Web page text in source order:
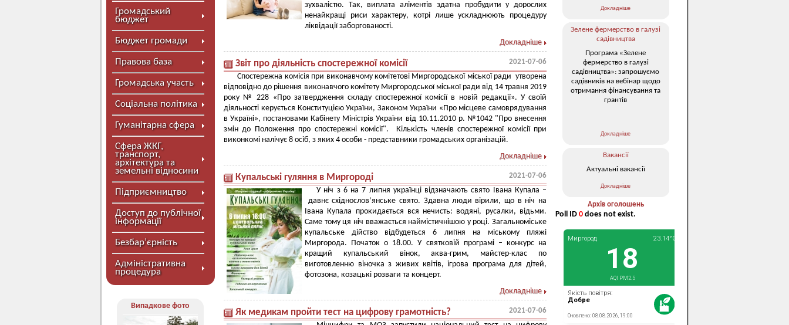
Громадський
бюджет
Бюджет громади
Правова база
Громадська участь
Соціальна політика
Гуманітарна сфера
Сфера ЖКГ,
транспорт,
архітектура та
земельні відносини
Підприємництво
Доступ до публічної
інформації
Безбар’єрність
Адміністративна
процедура
Випадкове фото
зухвалістю. Так, виплата аліментів здатна пробудити у дорослих
ненайкращі риси характеру, котрі лише ускладнюють процедуру
ліквідації заборгованості.
Докладніше
Звіт про діяльність спостережної комісії 2021-07-06
Спостережна комісія при виконавчому комітетові Миргородської міської ради утворена
відповідно до рішення виконавчого комітету Миргородської міської ради від 14 травня 2019
року № 228 «Про затвердження складу спостережної комісії в новій редакції». У своїй
діяльності керується Конституцією України, Законом України «Про місцеве самоврядування
в Україні», постановами Кабінету Міністрів України від 10.11.2010 р. №1042 "Про внесення
змін до Положення про спостережні комісії". Кількість членів спостережної комісії при
виконкомі налічує 8 осіб, з яких 4 особи - представники громадських організацій.
Докладніше
Купальські гуляння в Миргороді 2021-07-06
У ніч з 6 на 7 липня українці відзначають свято Івана Купала –
давнє східнослов’янське свято. Здавна люди вірили, що в ніч на
Івана Купала прокидається вся нечисть: водяні, русалки, відьми.
Саме тому ця ніч вважається наймістичнішою у році. Загальноміське
купальське дійство відбудеться 6 липня на міському пляжі
Миргорода. Початок о 18.00. У святковій програмі – конкурс на
кращий купальський вінок, аква-грим, майстер-клас по
виготовленню віночка з живих квітів, ігрова програма для дітей,
фотозона, козацькі розваги та концерт.
Докладніше
Як медикам пройти тест на цифрову грамотність? 2021-07-06
Докладніше
Зелене фермерство в галузі
садівництва
Програма «Зелене
фермерство в галузі
садівництва»: запрошуємо
садівників на вебінар щодо
отримання фінансування та
грантів
Докладніше
Вакансії
Актуальні вакансії
Докладніше
Архів оголошень
Poll ID 0 does not exist.